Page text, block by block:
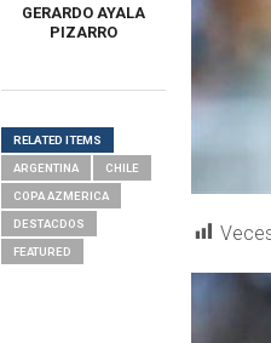
GERARDO AYALA
PIZARRO
RELATED ITEMS
ARGENTINA CHILE
COPA AZMERICA
DESTACDOS
FEATURED